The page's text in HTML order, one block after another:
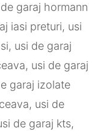
garaj hormann
iasi preturi, usi
, usi de garaj
, usi de garaj
garaj izolate
, usi de
de garaj kts,